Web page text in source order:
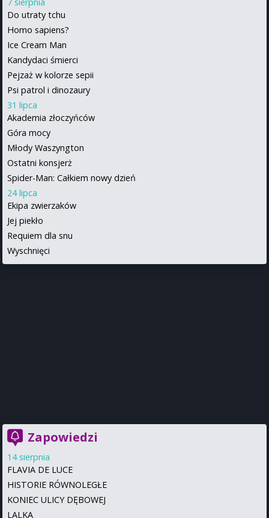
Do utraty tchu
Homo sapiens?
Ice Cream Man
Kandydaci śmierci
Pejzaż w kolorze sepii
Psi patrol i dinozaury
31 lipca
Akademia złoczyńców
Góra mocy
Młody Waszyngton
Ostatni konsjerż
Spider-Man: Całkiem nowy dzień
24 lipca
Ekipa zwierzaków
Jej piekło
Requiem dla snu
Wyschnięci
Zapowiedzi
14 sierpnia
FLAVIA DE LUCE
HISTORIE RÓWNOLEGŁE
KONIEC ULICY DĘBOWEJ
LALKA